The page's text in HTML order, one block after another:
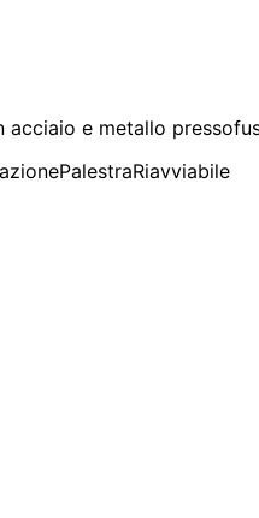
e metallo
PalestraRiavviabile